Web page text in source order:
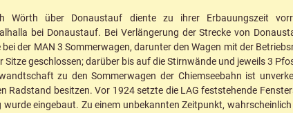
Wörth über Donaustauf diente zu ihrer Erbauungszeit
bei Donaustauf. Bei Verlängerung der Strecke von
der MAN 3 Sommerwagen, darunter den Wagen mit der
geschlossen; darüber bis auf die Stirnwände und jeweils 3
zu den Sommerwagen der Chiemseebahn ist
Radstand besitzen. Vor 1924 setzte die LAG feststehende
eingebaut. Zu einem unbekannten Zeitpunkt,